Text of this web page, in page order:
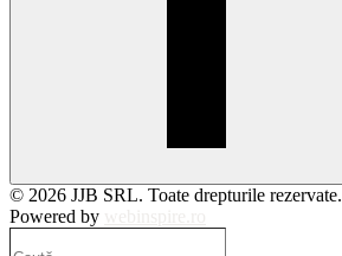
© 2026 JJB SRL. Toate drepturile rezervate.
Powered by